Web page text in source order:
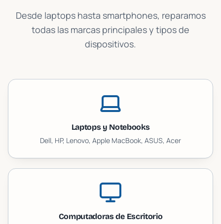
Desde laptops hasta smartphones, reparamos
todas las marcas principales y tipos de
dispositivos.
Laptops y Notebooks
Dell, HP, Lenovo, Apple MacBook, ASUS, Acer
Computadoras de Escritorio